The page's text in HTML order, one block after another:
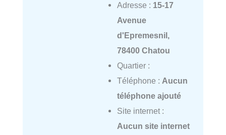
Adresse : 15-17
Avenue
d'Epremesnil,
78400 Chatou
Quartier :
Téléphone : Aucun
téléphone ajouté
Site internet :
Aucun site internet